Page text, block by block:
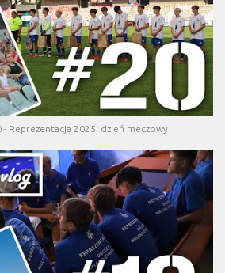
- Reprezentacja 2025, dzień meczowy